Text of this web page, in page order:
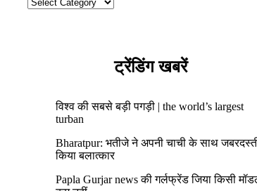
ट्रेंडिंग खबरें
विश्व की सबसे बड़ी पगड़ी | the world’s largest
turban
Bharatpur: भतीजे ने अपनी चाची के साथ
किया बलात्कार
Papla Gurjar news की गर्लफ्रेंड जिया किसी